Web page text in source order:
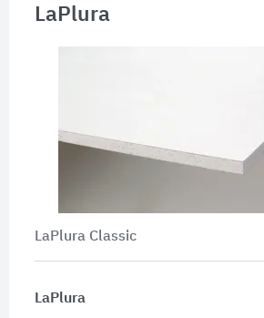
LaPlura
LaPlura Classic
LaPlura